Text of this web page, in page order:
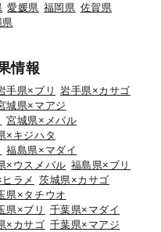
愛媛県 福岡県 佐賀県
県
情報
手県×ブリ
岩手県×カサゴ
城県×マアジ
宮城県×メバル
×キジハタ
福島県×マダイ
×ウスメバル 福島県×ブリ
ラメ
茨城県×カサゴ
県×タチウオ
県×ブリ
千葉県×マダイ
×カサゴ 千葉県×マアジ